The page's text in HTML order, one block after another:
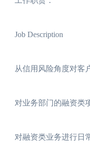
Job Description
从信用风险角度对客
对业务部门的融资类
对融资类业务进行日